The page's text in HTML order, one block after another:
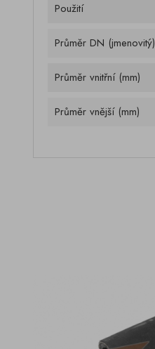
Použití
Průměr DN (jmenovitý)
Průměr vnitřní (mm)
Průměr vnější (mm)